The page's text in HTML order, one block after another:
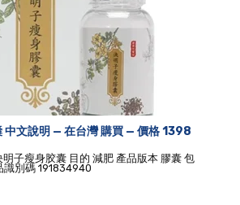
中文說明 — 在台灣 購買 — 價格 1398
子瘦身胶囊 目的 減肥 產品版本 膠囊 包
識別碼 191834940